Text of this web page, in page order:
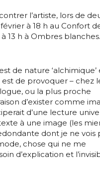
email*
email*
l’artiste, lors de
à 18 h au Confort
13 h à Ombres blanches.
de nature ‘alchimique’
de provoquer – chez
ou la plus proche
d’exister comme
d’une lecture
à une image (les
dont je ne vois
chose qui ne me
d’explication et